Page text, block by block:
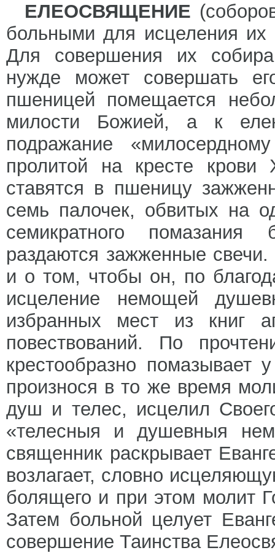
ЕЛЕОСВЯЩЕНИЕ
больными для исцеления
Для совершения их
нужде может совершать
пшеницей помещается
милости Божией, а к
подражание
пролитой на кресте крови
ставятся в пшеницу
семь палочек, обвитых на
семикратного помазания
раздаются зажженные
и о том, чтобы он, по
исцеление немощей
избранных мест из книг
повествований. По
крестообразно помазывает
произнося в то же время
душ и телес, исцелил
«телесныя и душевныя
священник раскрывает
возлагает, словно
болящего и при этом молит
Затем больной целует
совершение Таинства